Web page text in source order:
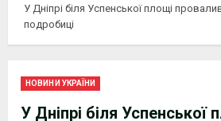
У Дніпрі біля Успенської площі
подробиці
НОВИНИ УКРАЇНИ
У Дніпрі біля Успенської